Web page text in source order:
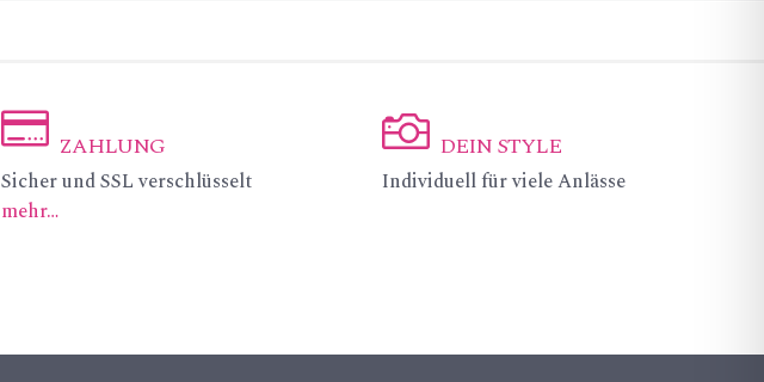
ic
on
ZAHLUNG
Sicher und SSL verschlüsselt
mehr…
ic
DEIN STYLE
Individuell für viele Anlässe